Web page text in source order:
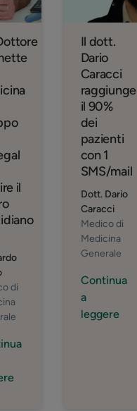
il
di
Il dott.
Dario
Caracci
raggiunge
il 90%
dei
pazienti
con 1
SMS/mail
Dott. Dario
Caracci
Medico di
Medicina
Generale
Continua
a
leggere